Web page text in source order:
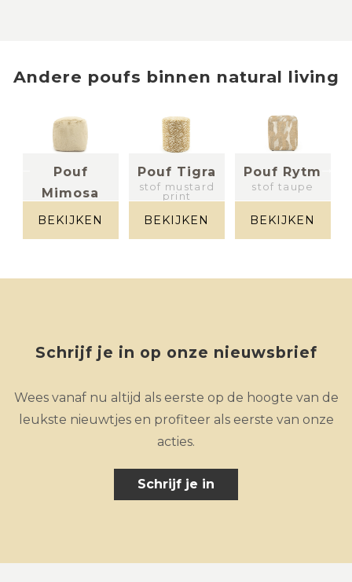
Andere poufs binnen natural living
Pouf
Mimosa
BEKIJKEN
Pouf Tigra
stof mustard
print
BEKIJKEN
Pouf Rytm
stof taupe
BEKIJKEN
Schrijf je in op onze nieuwsbrief
Wees vanaf nu altijd als eerste op de hoogte van de
leukste nieuwtjes en profiteer als eerste van onze
acties.
Schrijf je in